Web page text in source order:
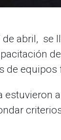
abril, se
de equipos
estuvieron